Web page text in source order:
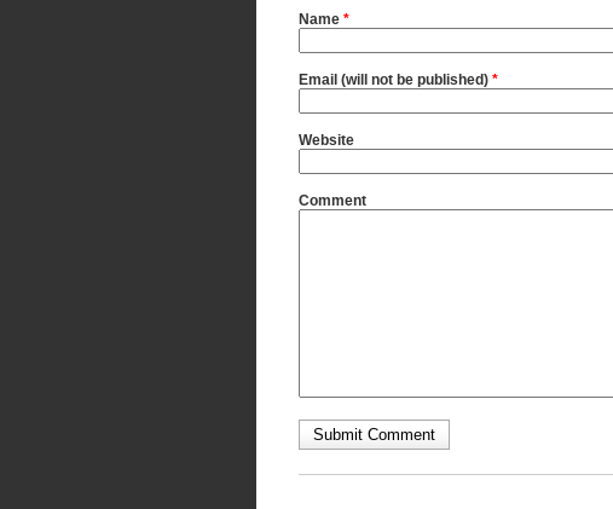
Name *
Email (will not be published) *
Website
Comment